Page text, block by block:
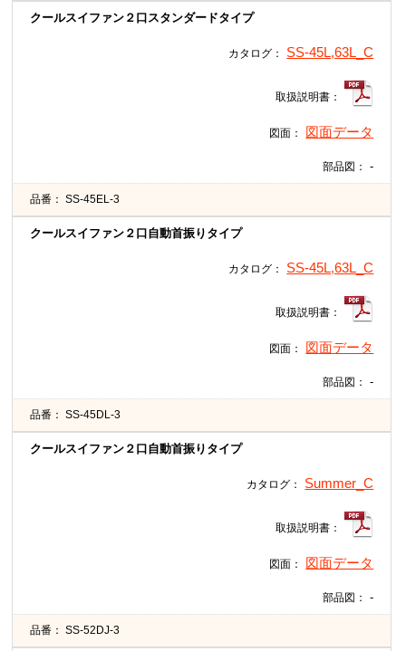
クールスイファン２口スタンダードタイプ
カタログ： SS-45L,63L_C
取扱説明書：
図面： 図面データ
部品図： -
品番： SS-45EL-3
クールスイファン２口自動首振りタイプ
カタログ： SS-45L,63L_C
取扱説明書：
図面： 図面データ
部品図： -
品番： SS-45DL-3
クールスイファン２口自動首振りタイプ
カタログ： Summer_C
取扱説明書：
図面： 図面データ
部品図： -
品番： SS-52DJ-3